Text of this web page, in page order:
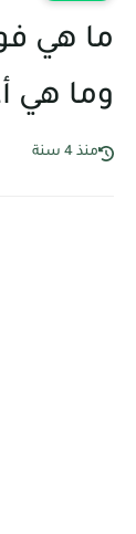
ما هي
وما هي
منذ 4 سنة